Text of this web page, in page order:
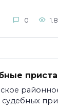
0
судебных